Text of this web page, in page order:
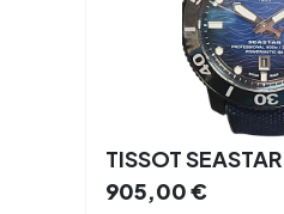
TISSOT SEASTAR
905,00€